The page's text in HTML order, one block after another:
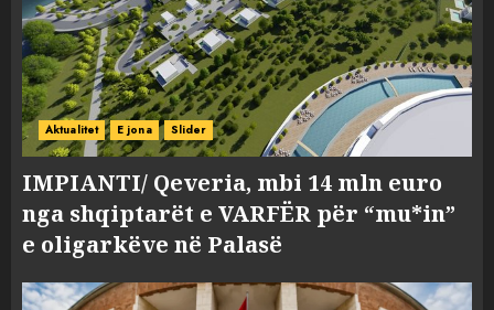
Aktualitet E jona Slider
IMPIANTI/ Qeveria, mbi 14 mln euro
nga shqiptarët e VARFËR për “mu*in”
e oligarkëve në Palasë